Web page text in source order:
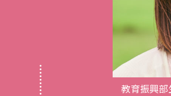
教育振興